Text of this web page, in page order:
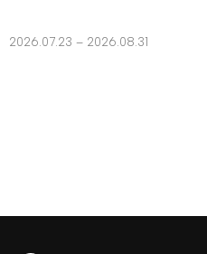
2026.07.23 – 2026.08.31